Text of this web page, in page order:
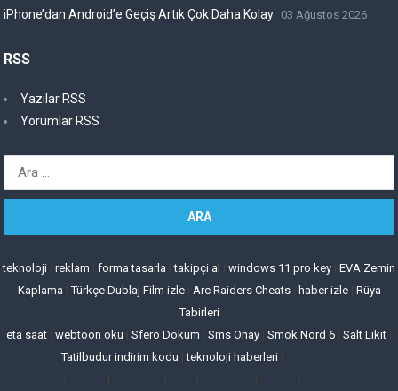
iPhone’dan Android’e Geçiş Artık Çok Daha Kolay 03 Ağustos 2026
RSS
Yazılar RSS
Yorumlar RSS
Arama:
teknoloji reklam forma tasarla |takipçi al windows 11 pro key EVA Zemin
Kaplama |Türkçe Dublaj Film izle| Arc Raiders Cheats| haber izle| Rüya
Tabirleri
eta saat webtoon oku Sfero Döküm Sms Onay Smok Nord 6 Salt Likit
Tatilbudur indirim kodu |teknoloji haberleri|